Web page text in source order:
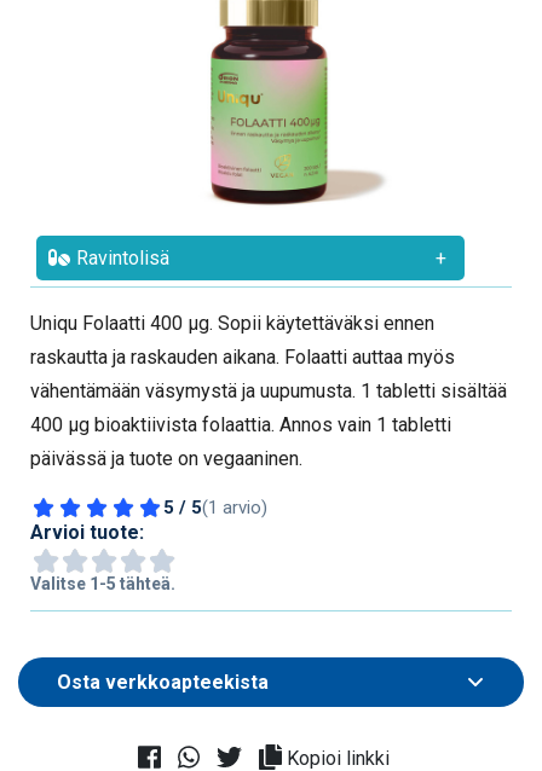
Ravintolisä +
Uniqu Folaatti 400 µg. Sopii käytettäväksi ennen
raskautta ja raskauden aikana. Folaatti auttaa myös
vähentämään väsymystä ja uupumusta. 1 tabletti sisältää
400 µg bioaktiivista folaattia. Annos vain 1 tabletti
päivässä ja tuote on vegaaninen.
5 / 5(1 arvio)
Arvioi tuote:
Valitse 1-5 tähteä.
Kopioi linkki